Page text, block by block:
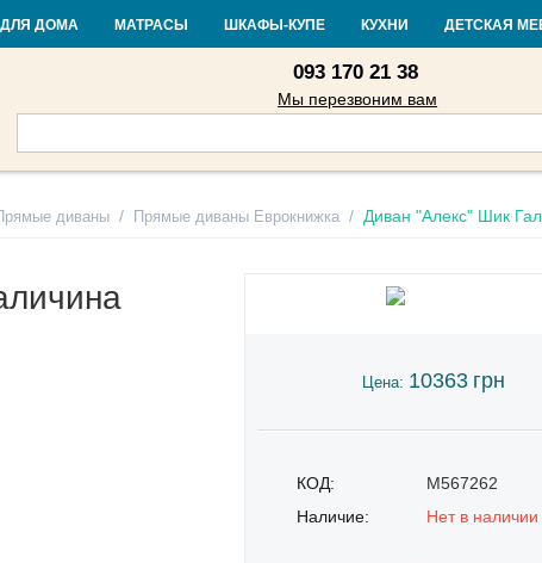
Контакты Доставка и оплата Гарантия и возврат Кредит
093 170 21 38
Мы перезвоним вам
ДОМА МАТРАСЫ ШКАФЫ-КУПЕ КУХНИ ДЕТСКАЯ
диваны / Прямые диваны Еврокнижка / Диван "Алекс" Шик
Цена: 10363 грн
КОД:
M567262
Наличие:
Нет в наличии